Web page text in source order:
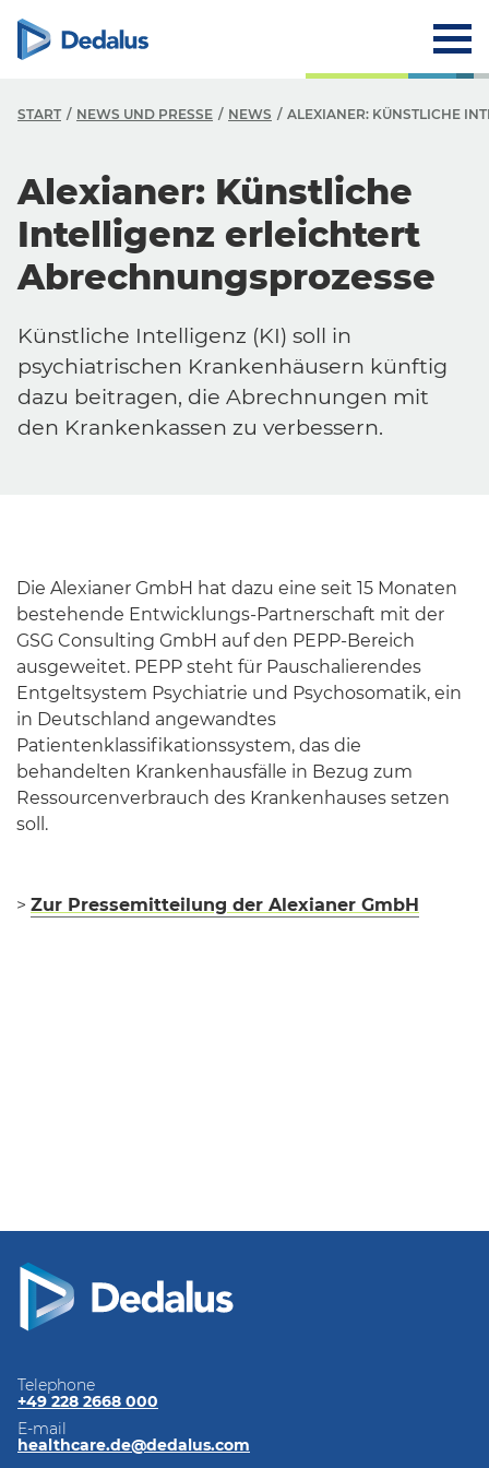
START NEWS UND PRESSE NEWS ALEXIANER: KÜNSTLICHE
Alexianer: Künstliche
Intelligenz erleichtert
Abrechnungsprozesse
Künstliche Intelligenz (KI) soll in
psychiatrischen Krankenhäusern künftig
dazu beitragen, die Abrechnungen mit
den Krankenkassen zu verbessern.
Die Alexianer GmbH hat dazu eine seit 15 Monaten
bestehende Entwicklungs-Partnerschaft mit der
GSG Consulting GmbH auf den PEPP-Bereich
ausgeweitet. PEPP steht für Pauschalierendes
Entgeltsystem Psychiatrie und Psychosomatik, ein
in Deutschland angewandtes
Patientenklassifikationssystem, das die
behandelten Krankenhausfälle in Bezug zum
Ressourcenverbrauch des Krankenhauses setzen
soll.
> Zur Pressemitteilung der Alexianer GmbH
Telephone
+49 228 2668 000
E-mail
healthcare.de@dedalus.com